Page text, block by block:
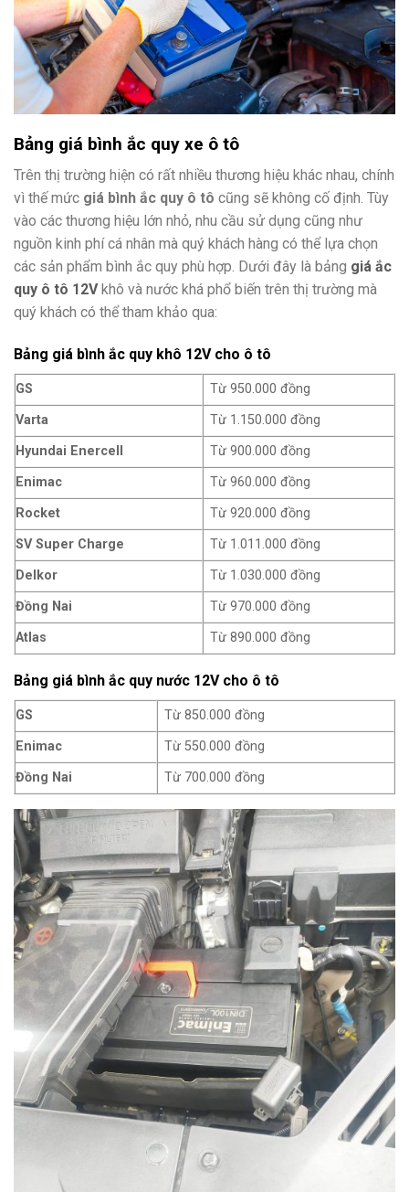
Bảng giá bình ắc quy xe ô tô
Trên thị trường hiện có rất nhiều thương hiệu khác nhau, chính
vì thế mức giá bình ắc quy ô tô cũng sẽ không cố định. Tùy
vào các thương hiệu lớn nhỏ, nhu cầu sử dụng cũng như
nguồn kinh phí cá nhân mà quý khách hàng có thể lựa chọn
các sản phẩm bình ắc quy phù hợp. Dưới đây là bảng giá ắc
quy ô tô 12Vkhô và nước khá phổ biến trên thị trường mà
quý khách có thể tham khảo qua:
Bảng giá bình ắc quy khô 12V cho ô tô
GS
Từ 950.000 đồng
Varta
Từ 1.150.000 đồng
Hyundai Enercell
Từ 900.000 đồng
Enimac
Từ 960.000 đồng
Rocket
Từ 920.000 đồng
SV Super Charge
Từ 1.011.000 đồng
Delkor
Từ 1.030.000 đồng
Đồng Nai
Từ 970.000 đồng
Atlas
Từ 890.000 đồng
Bảng giá bình ắc quy nước 12V cho ô tô
GS
Từ 850.000 đồng
Enimac
Từ 550.000 đồng
Đồng Nai
Từ 700.000 đồng